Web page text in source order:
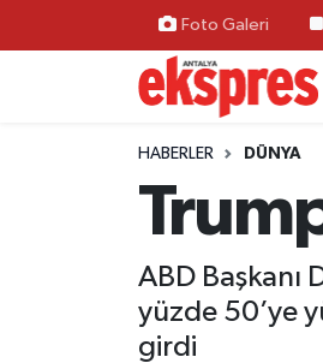
Foto Galeri
HABERLER DÜNYA
ABD
yüzde 50’ye
girdi
ÖZEL HABER
GÜNDEM
YEREL GÜNDEM
EKONOMİ
KÜLTÜR - SANAT
Nöbetçi Eczaneler
Hava Durumu
Trafik Durumu
Süper Lig Puan Durumu ve
Tüm Manşetler